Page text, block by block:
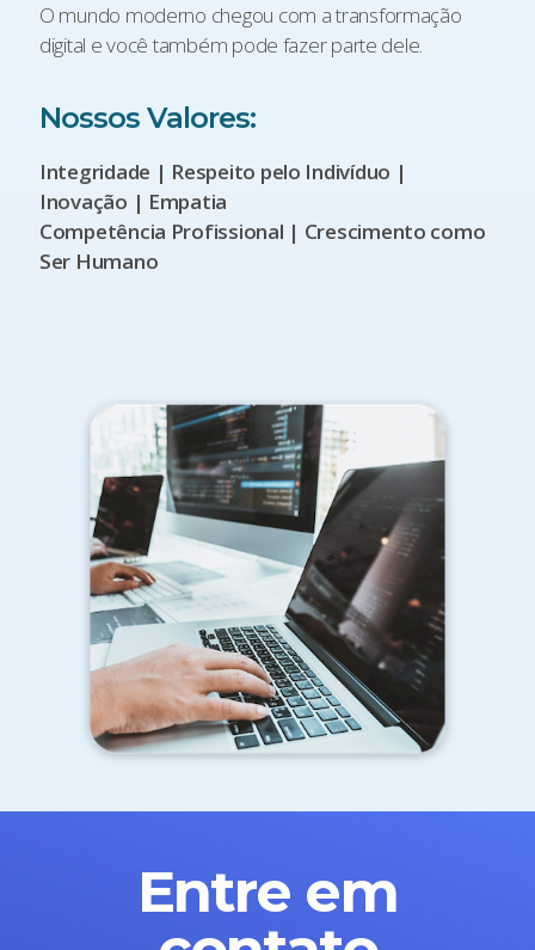
O mundo moderno chegou com a transformação
digital e você também pode fazer parte dele.
Nossos Valores:
Integridade | Respeito pelo Indivíduo |
Inovação | Empatia
Competência Profissional | Crescimento como
Ser Humano
Entre em